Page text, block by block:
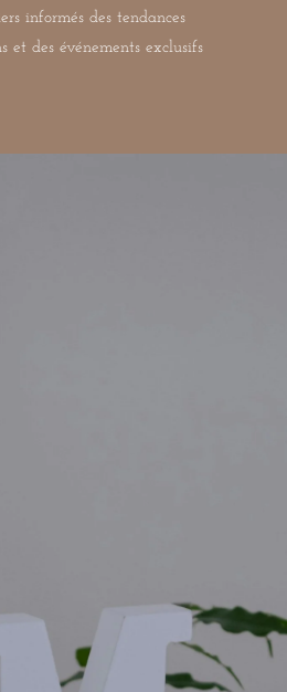
informés des tendances
et des événements exclusifs